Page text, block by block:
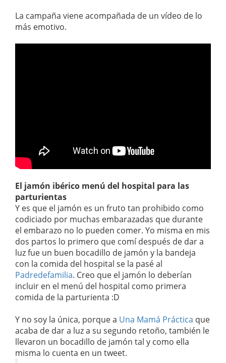
La campaña viene acompañada de un vídeo de lo
más emotivo.
El jamón ibérico menú del hospital para las
parturientas
Y es que el jamón es un fruto tan prohibido como
codiciado por muchas embarazadas que durante
el embarazo no lo pueden comer. Yo misma en mis
dos partos lo primero que comí después de dar a
luz fue un buen bocadillo de jamón y la bandeja
con la comida del hospital se la pasé al
Padredefamilia. Creo que el jamón lo deberían
incluir en el menú del hospital como primera
comida de la parturienta :D
Y no soy la única, porque a Una Mamá Práctica que
acaba de dar a luz a su segundo retoño, también le
llevaron un bocadillo de jamón tal y como ella
misma lo cuenta en un tweet.